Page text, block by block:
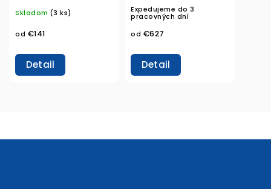
Skladom (3 ks)
od €141
Detail
Expedujeme do 3
pracovných dní
od €627
Detail